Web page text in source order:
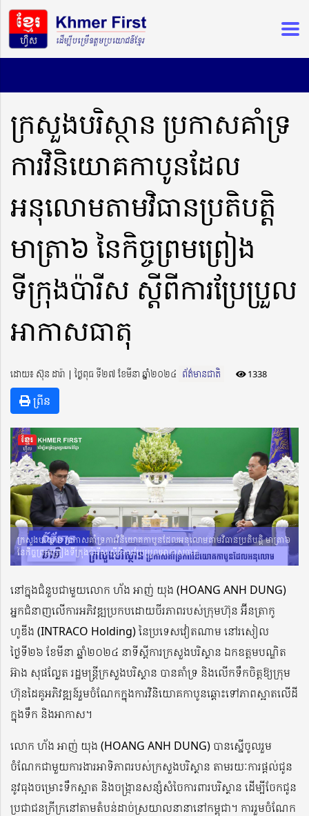
ក្រសួងបរិស្ថាន ប្រកាសគាំទ្រ
ការវិនិយោគកាបូនដែល
អនុលោមតាមវិធានប្រតិបត្តិ
មាត្រា៦ នៃកិច្ចព្រមព្រៀង
ទីក្រុងប៉ារីស ស្តីពីការប្រែប្រួល
អាកាសធាតុ
ដោយ៖ ស៊ុន ដារ៉ា ​​ | ថ្ងៃពុធ ទី២៧ ខែមីនា ឆ្នាំ២០២៤ ព័ត៌មានជាតិ 1338
ព្រីន
ក្រសួងបរិស្ថាន ប្រកាសគាំទ្រការវិនិយោគកាបូនដែលអនុលោមតាមវិធានប្រតិបត្តិ មាត្រា៦
នៃកិច្ចព្រមព្រៀងទីក្រុងប៉ារីស ស្តីពីការប្រែប្រួលអាកាសធាតុ
នៅក្នុងជំនួបជាមួយលោក ហ័ង អាញ់ យុង (HOANG ANH DUNG)
អ្នកជំនាញលើការអភិវឌ្ឍប្រកបដោយចីរភាពរបស់ក្រុមហ៊ុន អ៊ីនត្រាកូ
ហូឌីង (INTRACO Holding) នៃប្រទេសវៀតណាម នៅរសៀល
ថ្ងៃទី២៦ ខែមីនា ឆ្នាំ២០២៤ នាទីស្តីការក្រសួងបរិស្ថាន ឯកឧត្តមបណ្ឌិត
អ៊ាង សុផល្លែត រដ្ឋមន្រ្តីក្រសួងបរិស្ថាន បានគាំទ្រ និងលើកទឹកចិត្តឱ្យក្រុម
ហ៊ុនដៃគូអភិវឌ្ឍន៍រួមចំណែកក្នុងការវិនិយោគកាបូនឆ្ពោះទៅភាពស្អាតលើដី
ក្នុងទឹក និងអាកាស។
លោក ហ័ង អាញ់ យុង (HOANG ANH DUNG) បានស្នើចូលរួម
ចំណែកជាមួយការងារអាទិភាពរបស់ក្រសួងបរិស្ថាន តាមរយៈការផ្តល់ជូន
នូវធុងចម្រោះទឹកស្អាត និងចង្រ្កានសន្សំសំចៃការពារបរិស្ថាន ដើម្បីចែកជូន
ប្រជាជនក្រីក្រនៅតាមតំបន់ដាច់ស្រយាលនានានៅកម្ពុជា។ ការរួមចំណែក